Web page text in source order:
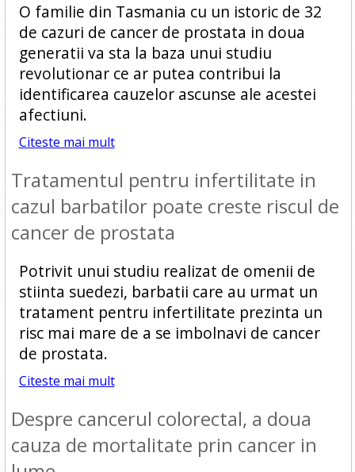
O familie din Tasmania cu un istoric de 32
de cazuri de cancer de prostata in doua
generatii va sta la baza unui studiu
revolutionar ce ar putea contribui la
identificarea cauzelor ascunse ale acestei
afectiuni.
Citeste mai mult
Tratamentul pentru infertilitate in
cazul barbatilor poate creste riscul de
cancer de prostata
Potrivit unui studiu realizat de omenii de
stiinta suedezi, barbatii care au urmat un
tratament pentru infertilitate prezinta un
risc mai mare de a se imbolnavi de cancer
de prostata.
Citeste mai mult
Despre cancerul colorectal, a doua
cauza de mortalitate prin cancer in